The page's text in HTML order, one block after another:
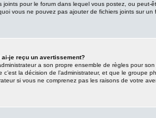
joints pour le forum dans lequel vous postez, ou peut-
vous ne pouvez pas ajouter de fichiers joints sur un
ai-je reçu un avertissement?
a son propre ensemble de règles pour
c’est la décision de l’administrateur, et que le groupe
si vous ne comprenez pas les raisons de votre